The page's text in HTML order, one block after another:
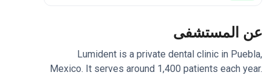
عن المستشفى
Lumident is a private dental clinic in Puebla,
Mexico. It serves around 1,400 patients each year.